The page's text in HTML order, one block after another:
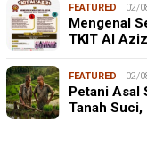
FEATURED 02/
Mengenal
TKIT Al
FEATURED 02/
Petani Asal
Tanah